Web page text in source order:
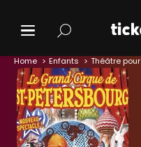
Home Enfants Théâtre